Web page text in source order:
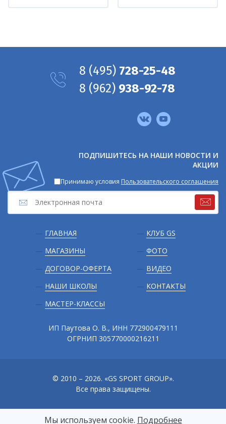
Подвал
ГЛАВНАЯ
МАГАЗИНЫ
ДОГОВОР-ОФЕРТА
НАШИ ШКОЛЫ
МАСТЕР-КЛАССЫ
КЛУБ GS
ФОТО
ВИДЕО
КОНТАКТЫ
ПОДПИШИТЕСЬ НА НАШИ НОВОСТИ И
АКЦИИ
Принимаю условия Пользовательского соглашения
8 (495) 728-25-48
8 (962) 938-92-78
ИП Паутова О. В., ИНН 772900479111
ОГРНИП 305770000216211
© 2010 – 2026. «GS SPORT GROUP».
Все права защищены.
Сайт разработалиМы используем сооkіе. Подробнее